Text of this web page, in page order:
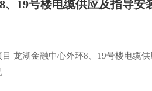
、19号楼电缆供应及指导安
龙湖金融中心外环8、19号楼电缆